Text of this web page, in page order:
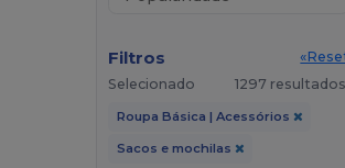
Filtros
Selecionado
1297
Roupa Básica | Acessórios
Sacos e mochilas